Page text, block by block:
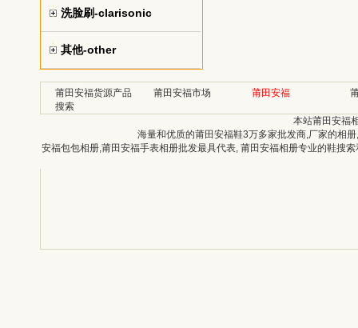
洗脸刷-clarisonic
其他-other
莆田安福货源产品
搜索
莆田安福市场 莆田安福
本站莆田安福
海量和优质的莆田安福鞋3万多家批发商,厂家的相
安福包包相册,莆田安福手表相册批发最具代表, 莆田安福相册专业的鞋搜